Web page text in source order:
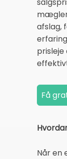
afslag,
Når en